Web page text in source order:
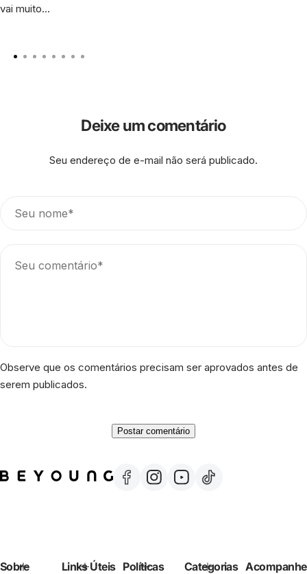
vai muito...
Deixe um comentário
Seu endereço de e-mail não será publicado.
Observe que os comentários precisam ser aprovados antes de
serem publicados.
Sobre Links Úteis Políticas Categorias Acompanhe